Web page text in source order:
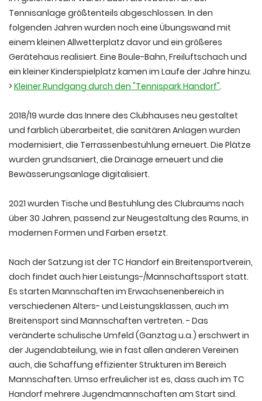
Tennisanlage größtenteils abgeschlossen. In den
folgenden Jahren wurden noch eine Übungswand mit
einem kleinen Allwetterplatz davor und ein größeres
Gerätehaus realisiert. Eine Boule-Bahn, Freiluftschach und
ein kleiner Kinderspielplatz kamen im Laufe der Jahre hinzu.
>Kleiner Rundgang durch den "Tennispark Handorf".
2018/19 wurde das Innere des Clubhauses neu gestaltet
und farblich überarbeitet, die sanitären Anlagen wurden
modernisiert, die Terrassenbestuhlung erneuert. Die Plätze
wurden grundsaniert, die Drainage erneuert und die
Bewässerungsanlage digitalisiert.
2021 wurden Tische und Bestuhlung des Clubraums nach
über 30 Jahren, passend zur Neugestaltung des Raums, in
modernen Formen und Farben ersetzt.
Nach der Satzung ist der TC Handorf ein Breitensportverein,
doch findet auch hier Leistungs-/Mannschaftssport statt.
Es starten Mannschaften im Erwachsenenbereich in
verschiedenen Alters- und Leistungsklassen, auch im
Breitensport sind Mannschaften vertreten. - Das
veränderte schulische Umfeld (Ganztag u.a.) erschwert in
der Jugendabteilung, wie in fast allen anderen Vereinen
auch, die Schaffung effizienter Strukturen im Bereich
Mannschaften. Umso erfreulicher ist es, dass auch im TC
Handorf mehrere Jugendmannschaften am Start sind.